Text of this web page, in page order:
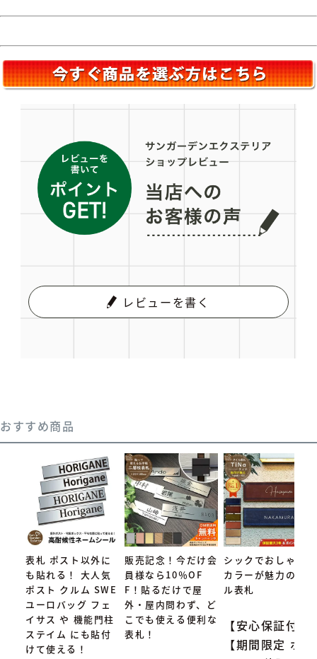
レビューを書く
おすすめ商品
表札 ポスト以外に
も貼れる！ 大人気
ポスト クルム SWE
ユーロバッグ フェ
イサス や 機能門柱
ステイム にも貼付
けて使える！
販売記念！今だけ会
員様なら10％OF
F！貼るだけで屋
外・屋内問わず、ど
こでも使える便利な
表札！
シックでおしゃれな
カラーが魅力のタイ
ル表札
【安心保証付】
【期間限定 ポイ